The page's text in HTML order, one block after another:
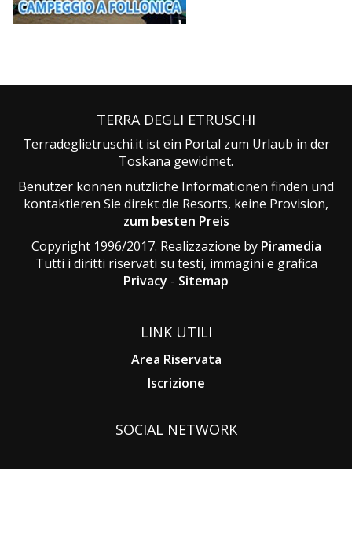
TERRA DEGLI ETRUSCHI
Terradeglietruschi.it ist ein Portal zum Urlaub in der
Toskana gewidmet.
Benutzer können nützliche Informationen finden und
kontaktieren Sie direkt die Resorts, keine Provision,
zum besten Preis
Copyright 1996/2017. Realizzazione by Piramedia
Tutti i diritti riservati su testi, immagini e grafica
Privacy - Sitemap
LINK UTILI
Area Riservata
Iscrizione
SOCIAL NETWORK